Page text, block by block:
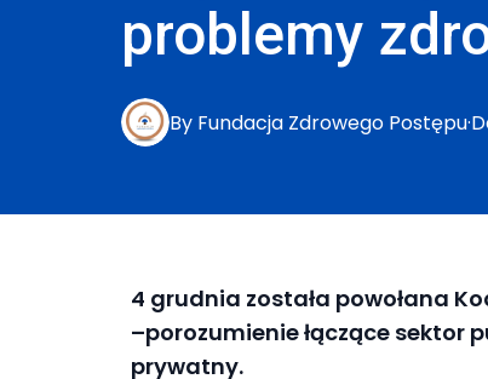
problemy
·
By Fundacja Zdrowego Postępu
4 grudnia została powołana
–porozumienie łączące sektor
prywatny.